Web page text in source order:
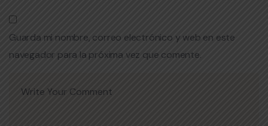
Guarda mi nombre, correo electrónico y web en este
navegador para la próxima vez que comente.